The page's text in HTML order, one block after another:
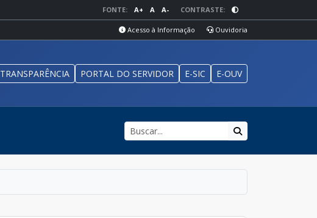
FONTE: A+ A A- CONTRASTE:
Acesso à Informação Ouvidoria
TRANSPARÊNCIA PORTAL DO SERVIDOR E-SIC E-OUV